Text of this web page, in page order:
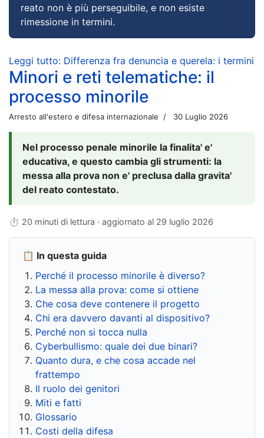
reato non è più perseguibile, e non esiste
rimessione in termini.
Leggi tutto: Differenza fra denuncia e querela: i termini
Minori e reti telematiche: il
processo minorile
Arresto all'estero e difesa internazionale 30 Luglio 2026
Nel processo penale minorile la finalita' e'
educativa, e questo cambia gli strumenti: la
messa alla prova non e' preclusa dalla gravita'
del reato contestato.
⏱ 20 minuti di lettura · aggiornato al 29 luglio 2026
📋 In questa guida
Perché il processo minorile è diverso?
La messa alla prova: come si ottiene
Che cosa deve contenere il progetto
Chi era davvero davanti al dispositivo?
Perché non si tocca nulla
Cyberbullismo: quale dei due binari?
Quanto dura, e che cosa accade nel
frattempo
Il ruolo dei genitori
Miti e fatti
Glossario
Costi della difesa